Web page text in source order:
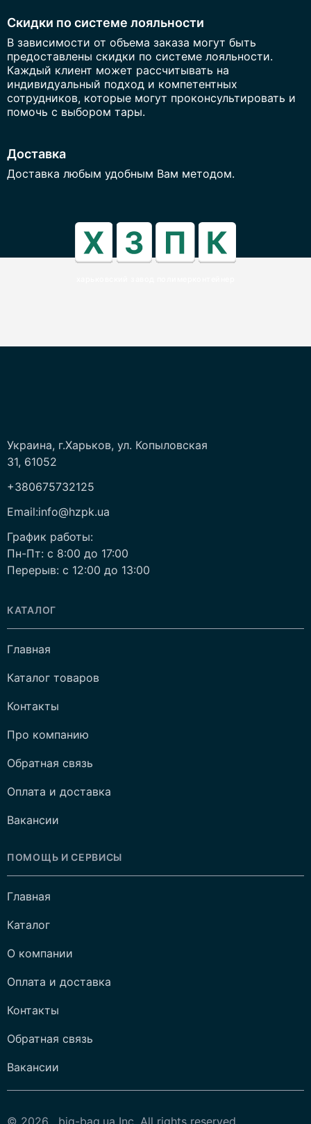
Скидки по системе лояльности
В зависимости от объема заказа могут быть
предоставлены скидки по системе лояльности.
Каждый клиент может рассчитывать на
индивидуальный подход и компетентных
сотрудников, которые могут проконсультировать и
помочь с выбором тары.
Доставка
Доставка любым удобным Вам методом.
Украина, г.Харьков, ул. Копыловская
31, 61052
+380675732125
Email:info@hzpk.ua
График работы:
Пн-Пт: c 8:00 до 17:00
Перерыв: c 12:00 до 13:00
КАТАЛОГ
Главная
Каталог товаров
Контакты
Про компанию
Обратная связь
Оплата и доставка
Вакансии
ПОМОЩЬ И СЕРВИСЫ
Главная
Каталог
О компании
Оплата и доставка
Контакты
Обратная связь
Вакансии
© 2026 , big-bag.ua Inc. All rights reserved.